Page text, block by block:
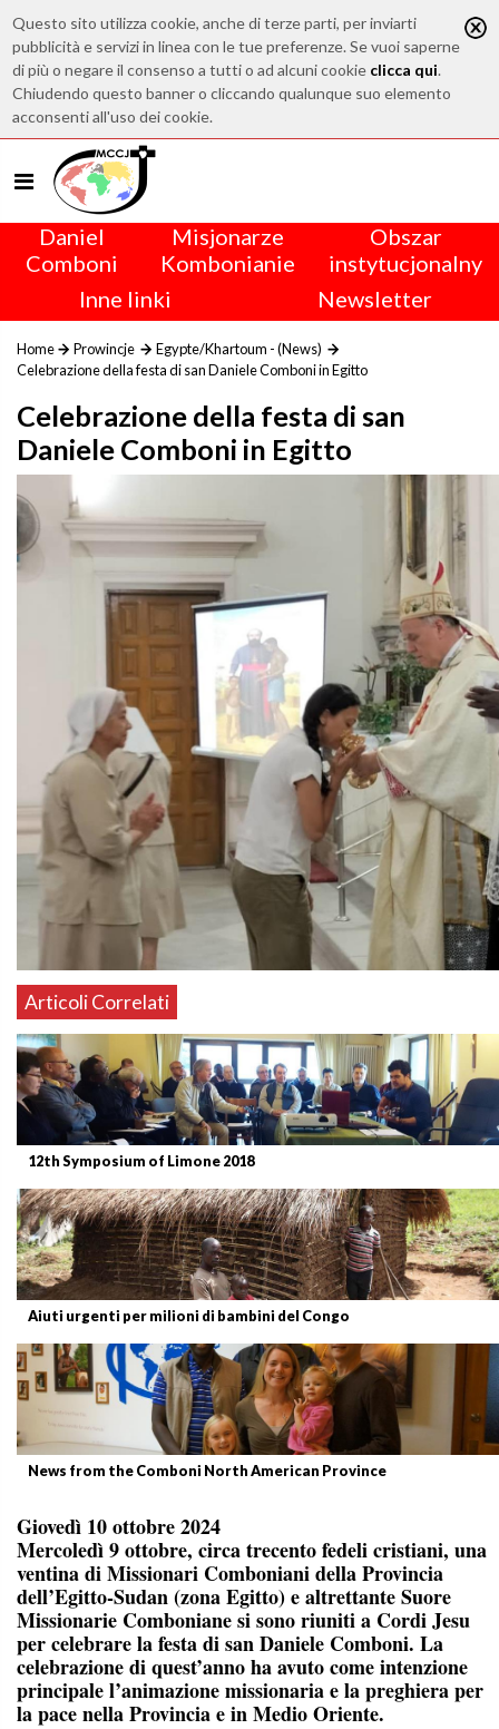
Questo sito utilizza cookie, anche di terze parti, per inviarti
pubblicità e servizi in linea con le tue preferenze. Se vuoi saperne
di più o negare il consenso a tutti o ad alcuni cookie clicca qui.
Chiudendo questo banner o cliccando qualunque suo elemento
acconsenti all'uso dei cookie.
Daniel
Comboni
Misjonarze
Kombonianie
Obszar
instytucjonalny
Inne linki
Newsletter
Home Prowincje
Egypte/Khartoum - (News)
Celebrazione della festa di san Daniele Comboni in Egitto
Celebrazione della festa di san
Daniele Comboni in Egitto
Articoli Correlati
12th Symposium of Limone 2018
Aiuti urgenti per milioni di bambini del Congo
News from the Comboni North American Province
Giovedì 10 ottobre 2024
Mercoledì 9 ottobre, circa trecento fedeli cristiani, una
ventina di Missionari Comboniani della Provincia
dell’Egitto-Sudan (zona Egitto) e altrettante Suore
Missionarie Comboniane si sono riuniti a Cordi Jesu
per celebrare la festa di san Daniele Comboni. La
celebrazione di quest’anno ha avuto come intenzione
principale l’animazione missionaria e la preghiera per
la pace nella Provincia e in Medio Oriente.